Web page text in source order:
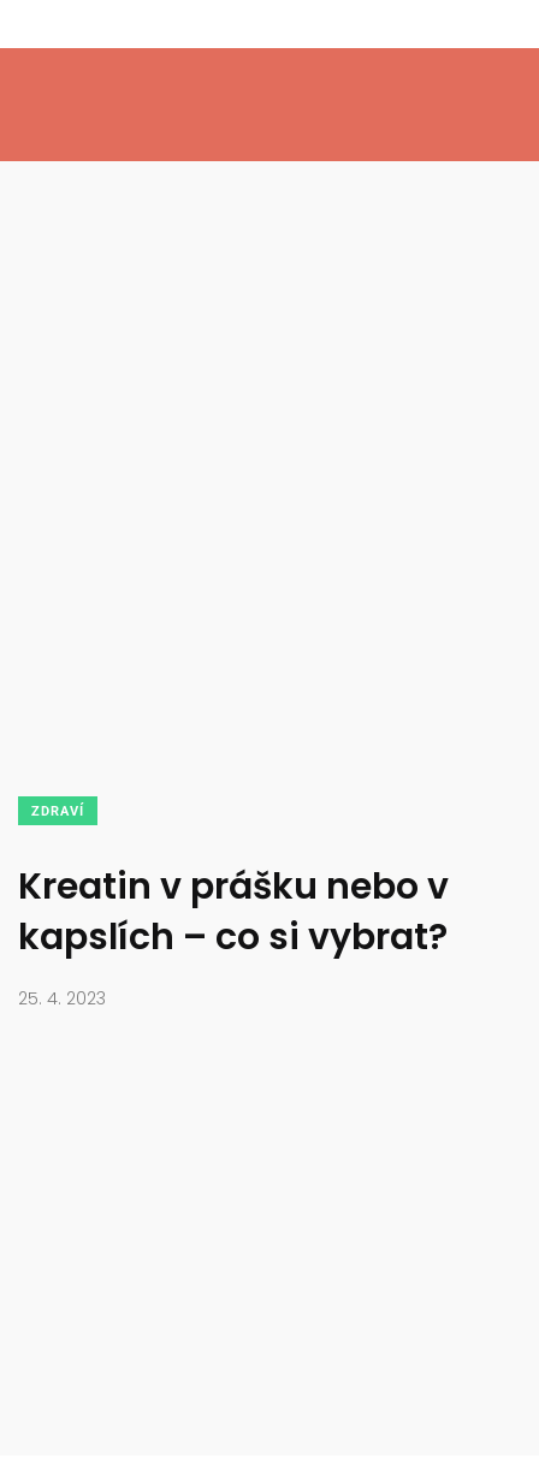
ZDRAVÍ
Kreatin v prášku nebo v
kapslích – co si vybrat?
25. 4. 2023